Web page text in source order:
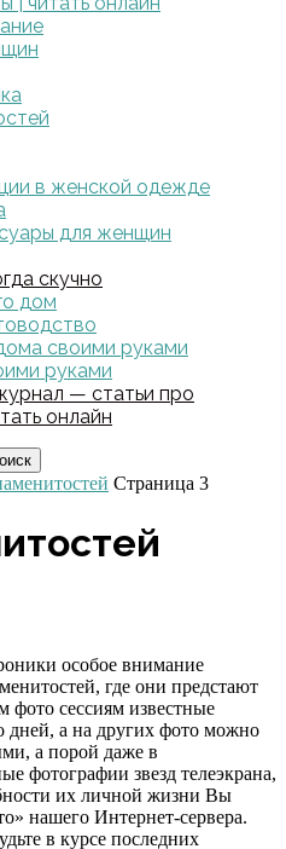
в женской одежде
для женщин
скучно
дом
своими руками
руками
— статьи про
онлайн
Страница 3
особое внимание
где они предстают
сессиям известные
дней, а на других фото можно
а порой даже в
фотографии звезд телеэкрана,
их личной жизни Вы
нашего Интернет-сервера.
в курсе последних